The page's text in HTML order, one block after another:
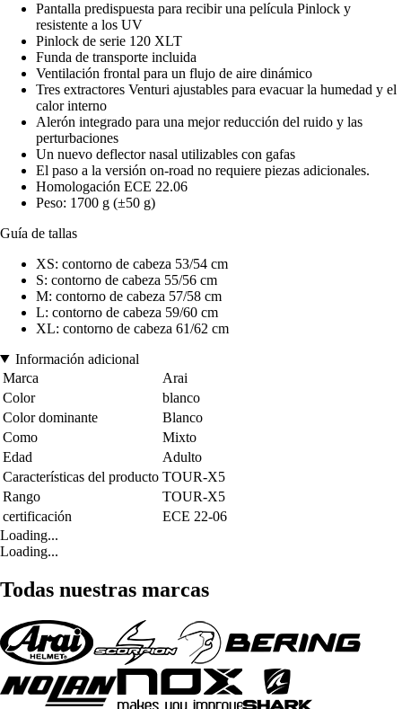
Pantalla predispuesta para recibir una película Pinlock y
resistente a los UV
Pinlock de serie 120 XLT
Funda de transporte incluida
Ventilación frontal para un flujo de aire dinámico
Tres extractores Venturi ajustables para evacuar la humedad y el
calor interno
Alerón integrado para una mejor reducción del ruido y las
perturbaciones
Un nuevo deflector nasal utilizables con gafas
El paso a la versión on-road no requiere piezas adicionales.
Homologación ECE 22.06
Peso: 1700 g (±50 g)
Guía de tallas
XS: contorno de cabeza 53/54 cm
S: contorno de cabeza 55/56 cm
M: contorno de cabeza 57/58 cm
L: contorno de cabeza 59/60 cm
XL: contorno de cabeza 61/62 cm
Información adicional
Marca
Arai
Color
blanco
Color dominante
Blanco
Como
Mixto
Edad
Adulto
Características del producto TOUR-X5
Rango
TOUR-X5
certificación
ECE 22-06
Loading...
Loading...
Todas nuestras marcas